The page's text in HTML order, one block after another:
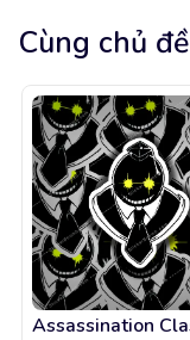
Cùng chủ đề